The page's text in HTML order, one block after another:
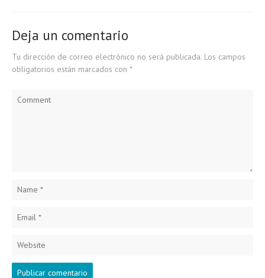
Deja un comentario
Tu dirección de correo electrónico no será publicada. Los campos
obligatorios están marcados con *